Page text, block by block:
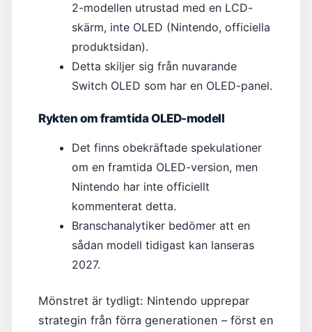
2-modellen utrustad med en LCD-
skärm, inte OLED (Nintendo, officiella
produktsidan).
Detta skiljer sig från nuvarande
Switch OLED som har en OLED-panel.
Rykten om framtida OLED-modell
Det finns obekräftade spekulationer
om en framtida OLED-version, men
Nintendo har inte officiellt
kommenterat detta.
Branschanalytiker bedömer att en
sådan modell tidigast kan lanseras
2027.
Mönstret är tydligt: Nintendo upprepar
strategin från förra generationen – först en